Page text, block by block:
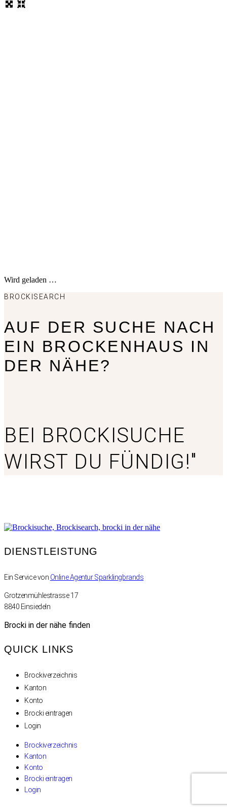
Wird geladen …
BROCKISEARCH
AUF DER SUCHE NACH
EIN BROCKENHAUS IN
DER NÄHE?
BEI BROCKISUCHE
WIRST DU FÜNDIG!"
DIENSTLEISTUNG
Ein Service von Online Agentur Sparklingbrands
Grotzenmühlestrasse 17
8840 Einsiedeln
Brocki in der nähe finden
QUICK LINKS
Brockiverzeichnis
Kanton
Konto
Brocki eintragen
Login
Brockiverzeichnis
Kanton
Konto
Brocki eintragen
Login